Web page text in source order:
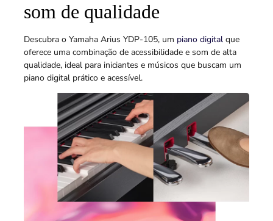
som de qualidade
Descubra o Yamaha Arius YDP-105, um piano digital que
oferece uma combinação de acessibilidade e som de alta
qualidade, ideal para iniciantes e músicos que buscam um
piano digital prático e acessível.